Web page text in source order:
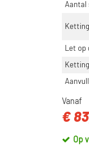
Aantal
Let op
Vanaf
€
Op